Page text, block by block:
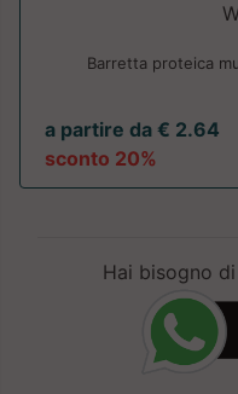
Barretta proteica
a partire da € 2.64
sconto 20%
Hai bisogno